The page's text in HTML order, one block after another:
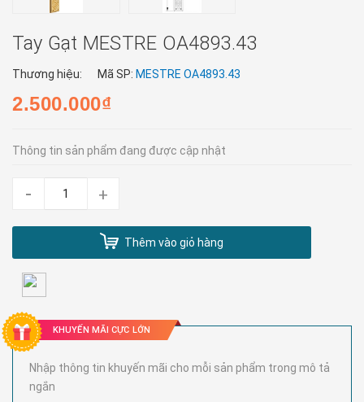
Tay Gạt MESTRE OA4893.43
Thương hiệu: Mã SP: MESTRE OA4893.43
2.500.000₫
Thông tin sản phẩm đang được cập nhật
- +
Thêm vào giỏ hàng
KHUYẾN MÃI CỰC LỚN
Nhập thông tin khuyến mãi cho mỗi sản phẩm trong mô tả
ngắn